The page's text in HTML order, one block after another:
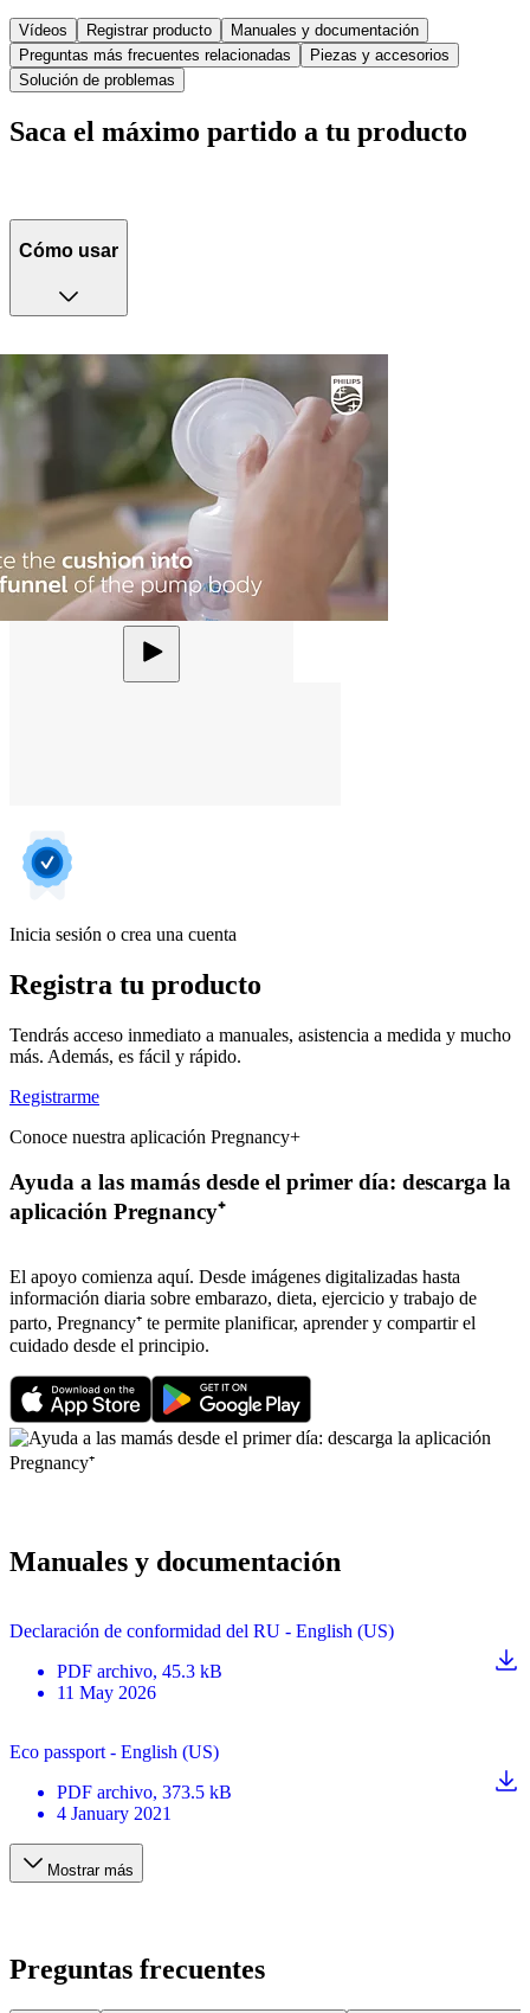
Vídeos Registrar producto
Manuales y documentación
Preguntas más frecuentes relacionadas
Piezas y accesorios
Solución de problemas
Saca el máximo partido a tu producto
Cómo usar
Inicia sesión o crea una cuenta
Registra tu producto
Tendrás acceso inmediato a manuales, asistencia a medida y mucho
más. Además, es fácil y rápido.
Registrarme
Conoce nuestra aplicación Pregnancy+
Ayuda a las mamás desde el primer día: descarga la
aplicación Pregnancy⁺
El apoyo comienza aquí. Desde imágenes digitalizadas hasta
información diaria sobre embarazo, dieta, ejercicio y trabajo de
parto, Pregnancy⁺ te permite planificar, aprender y compartir el
cuidado desde el principio.
Manuales y documentación
Declaración de conformidad del RU - English (US)
PDF archivo, 45.3 kB
11 May 2026
Eco passport - English (US)
PDF archivo, 373.5 kB
4 January 2021
Mostrar más
Preguntas frecuentes